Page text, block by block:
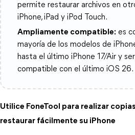
permite restaurar archivos en
iPhone, iPad y iPod Touch.
Ampliamente compatible: es
mayoría de los modelos de
hasta el último iPhone 17/Air y
compatible con el último iOS 26.
Utilice FoneTool para realizar
restaurar fácilmente su iPhone